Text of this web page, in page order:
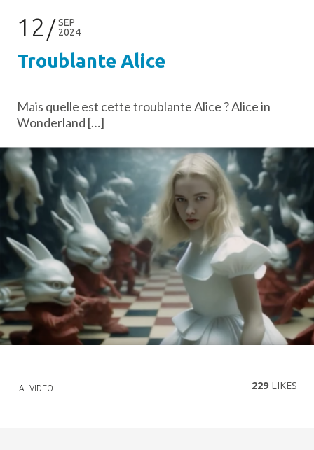
12
SEP
2024
Troublante Alice
Mais quelle est cette troublante Alice ? Alice in
Wonderland […]
IA VIDEO 229 LIKES